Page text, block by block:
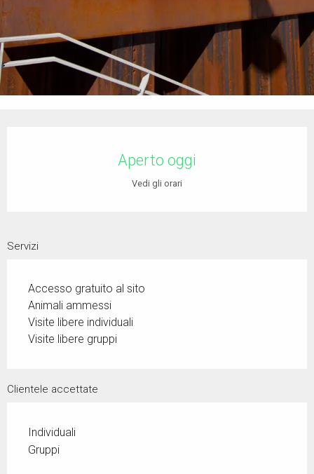
Aperto oggi
Vedi gli orari
Servizi
Accesso gratuito al sito
Animali ammessi
Visite libere individuali
Visite libere gruppi
Clientele accettate
Individuali
Gruppi